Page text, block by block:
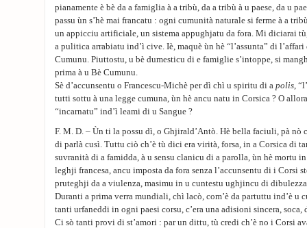
pianamente è bè da a famiglia à a tribù, da a tribù à u paese, da u
passu ùn s’hè mai francatu : ogni cumunità naturale si ferme à a
un appicciu artificiale, un sistema appughjatu da fora. Mi diciarai
a pulitica arrabiatu ind’ì cive. Iè, maquè ùn hè “l’assunta” di
Cumunu. Piuttostu, u bè dumesticu di e famiglie s’intoppe, si
prima à u Bè Cumunu.
Sè d’accunsentu o Francescu-Michè per dì chì u spiritu di a polis,
tutti sottu à una legge cumuna, ùn hè ancu natu in Corsica ? O
“incarnatu” ind’ì leami di u Sangue ?
F. M. D. – Ùn ti la possu dì, o Ghjirald’Antò. Hè bella faciuli, pà nò
di parlà cusì. Tuttu ciò ch’è tù dici era virità, forsa, in a Corsica di
suvranità di a famidda, à u sensu clanicu di a parolla, ùn hè mortu
leghji francesa, ancu imposta da fora senza l’accunsentu di i Corsi
pruteghji da a viulenza, masimu in u cuntestu ughjincu di
Duranti a prima verra mundiali, chì lacò, com’è da partuttu ind’è u
tanti urfaneddi in ogni paesi corsu, c’era una adisioni sincera, soca,
Ci sò tanti provi di st’amori : par un dittu, tù credi ch’è no i Corsi